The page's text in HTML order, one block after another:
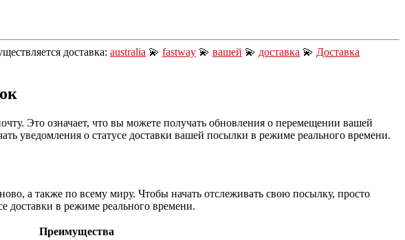
доставка: australia 💫 fastway 💫 вашей 💫 доставка 💫 Доставка
Это означает, что вы можете получать обновления о перемещении вашей
уведомления о статусе доставки вашей посылки в режиме реального времени.
а также по всему миру. Чтобы начать отслеживать свою посылку, просто
доставки в режиме реального времени.
Преимущества